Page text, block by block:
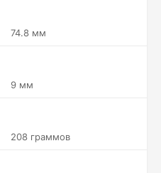
74.8 мм
9 мм
208 граммов